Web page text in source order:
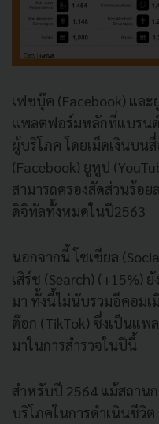
เฟซบุ๊ค (Facebook) และ
แพลตฟอร์มหลักที่แบรนด์
ผู้บริโภค โดยเม็ดเงินบน
(Facebook) ยูทูป
สามารถครองสัดส่วนร้อ
ดิจิทัลทั้งหมดในปี2563
นอกจากนี้ โซเชียล
เสิร์ช (Search) (+15%)
มา ทั้งนี้ไม่นับรวมอีคอมเ
ต๊อก (TikTok) ซึ่งเป็นแ
มาในการสำรวจในปีนี้
สำหรับปี 2564 แม้สถาน
บริโภคในการดำเนินชีวิต